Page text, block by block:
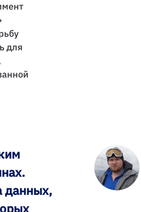
для
данных,